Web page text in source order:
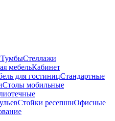
ТумбыСтеллажи
мебельКабинет
для гостиницСтандартные
Столы мобильные
Стойки ресепшнОфисные